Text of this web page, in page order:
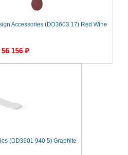
Accessories (DD3603 17) Red Wine
56 156 ₽
(DD3601 940 5) Graphite